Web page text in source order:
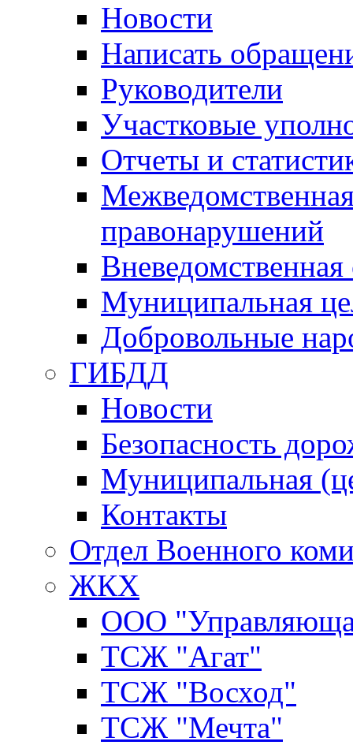
Новости
Написать
Руководители
Участковые
Отчеты и
правонарушений
Вневедомственная
Муниципальная
Добровольные
ГИБДД
Новости
Безопасность
Муниципальная
Контакты
Отдел Военного
ЖКХ
ООО
ТСЖ "Агат"
ТСЖ "Восход"
ТСЖ "Мечта"